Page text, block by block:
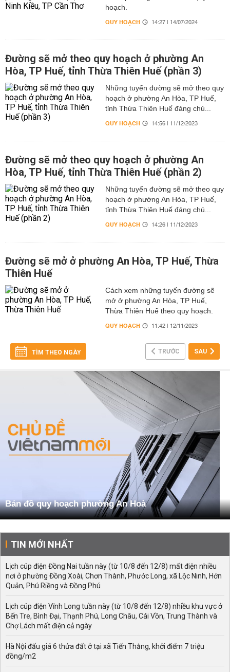
hoạch.
QUY HOẠCH 14:27 | 14/07/2024
Đường sẽ mở theo quy hoạch ở phường An
Hòa, TP Huế, tỉnh Thừa Thiên Huế (phần 3)
Những tuyến đường sẽ mở theo quy
hoạch ở phường An Hòa, TP Huế,
tỉnh Thừa Thiên Huế đáng chú...
QUY HOẠCH 14:56 | 11/12/2023
Đường sẽ mở theo quy hoạch ở phường An
Hòa, TP Huế, tỉnh Thừa Thiên Huế (phần 2)
Những tuyến đường sẽ mở theo quy
hoạch ở phường An Hòa, TP Huế,
tỉnh Thừa Thiên Huế đáng chú...
QUY HOẠCH 14:26 | 11/12/2023
Đường sẽ mở ở phường An Hòa, TP Huế, Thừa
Thiên Huế
Cách xem những tuyến đường sẽ
mở ở phường An Hòa, TP Huế,
Thừa Thiên Huế theo quy hoạch.
QUY HOẠCH 11:42 | 12/11/2023
TÌM THEO NGÀY TRƯỚC SAU
Bản đồ quy hoạch phường An Hoà
TIN MỚI NHẤT
Lịch cúp điện Đồng Nai tuần này (từ 10/8 đến 12/8) mất điện nhiều
nơi ở phường Đồng Xoài, Chơn Thành, Phước Long, xã Lộc Ninh, Hớn
Quản, Phú Riềng và Đồng Phú
Lịch cúp điện Vĩnh Long tuần này (từ 10/8 đến 12/8) nhiều khu vực ở
Bến Tre, Bình Đại, Thạnh Phú, Long Châu, Cái Vồn, Trung Thành và
Chợ Lách mất điện cả ngày
Hà Nội đấu giá 6 thửa đất ở tại xã Tiến Thắng, khởi điểm 7 triệu
đồng/m2